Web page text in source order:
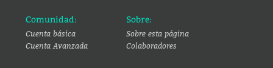
Comunidad:
Cuenta básica
Cuenta Avanzada
Sobre:
Sobre esta página
Colaboradores